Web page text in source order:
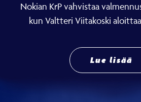
Nokian KrP vahvistaa
kun Valtteri Viitakoski
Lue lisää